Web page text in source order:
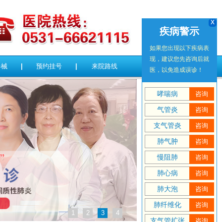
预约挂号 来院路线
1 2 3 4
疾病警示
如果您出现以下疾病表
现，建议您先咨询后就
医，以免造成误诊！
哮喘病 咨询
气管炎 咨询
支气管炎 咨询
肺气肿 咨询
慢阻肺 咨询
肺心病 咨询
肺大泡 咨询
肺纤维化 咨询
x